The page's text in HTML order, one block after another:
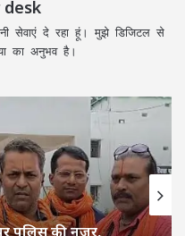
सेवाएं दे रहा हूं। मुझे डिजिटल से
का अनुभव है।
पुलिस की नजर,